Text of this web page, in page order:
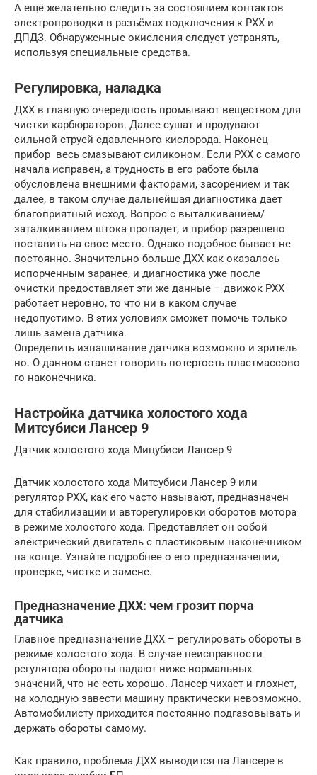
А ещё желательно следить за состоянием контактов
электропроводки в разъёмах подключения к РХХ и
ДПДЗ. Обнаруженные окисления следует устранять,
используя специальные средства.
Регулировка, наладка
ДХХ в главную очередность промывают веществом для
чистки карбюраторов. Далее сушат и продувают
сильной струей сдавленного кислорода. Наконец
прибор весь смазывают силиконом. Если РХХ с самого
начала исправен, а трудность в его работе была
обусловлена внешними факторами, засорением и так
далее, в таком случае дальнейшая диагностика дает
благоприятный исход. Вопрос с выталкиванием/
заталкиванием штока пропадет, и прибор разрешено
поставить на свое место. Однако подобное бывает не
постоянно. Значительно больше ДХХ как оказалось
испорченным заранее, и диагностика уже после
очистки предоставляет эти же данные – движок РХХ
работает неровно, то что ни в каком случае
недопустимо. В этих условиях сможет помочь только
лишь замена датчика.
Определить изнашивание датчика возможно и зритель
но. О данном станет говорить потертость пластмассово
го наконечника.
Настройка датчика холостого хода
Митсубиси Лансер 9
Датчик холостого хода Мицубиси Лансер 9
Датчик холостого хода Митсубиси Лансер 9 или
регулятор РХХ, как его часто называют, предназначен
для стабилизации и авторегулировки оборотов мотора
в режиме холостого хода. Представляет он собой
электрический двигатель с пластиковым наконечником
на конце. Узнайте подробнее о его предназначении,
проверке, чистке и замене.
Предназначение ДХХ: чем грозит порча
датчика
Главное предназначение ДХХ – регулировать обороты в
режиме холостого хода. В случае неисправности
регулятора обороты падают ниже нормальных
значений, что не есть хорошо. Лансер чихает и глохнет,
на холодную завести машину практически невозможно.
Автомобилисту приходится постоянно подгазовывать и
держать обороты самому.
Как правило, проблема ДХХ выводится на Лансере в